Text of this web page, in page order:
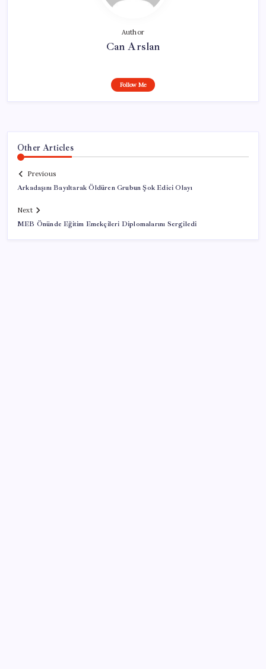
Author
Can Arslan
Follow Me
Other Articles
Previous
Arkadaşını Bayıltarak Öldüren Grubun Şok Edici Olayı
Next
MEB Önünde Eğitim Emekçileri Diplomalarını Sergiledi